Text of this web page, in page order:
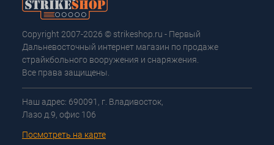
Copyright 2007-2026 © strikeshop.ru - Первый
Дальневосточный интернет магазин по продаже
страйкбольного вооружения и снаряжения.
Все права защищены.
Наш адрес: 690091, г. Владивосток,
Лазо д.9, офис 106
Посмотреть на карте